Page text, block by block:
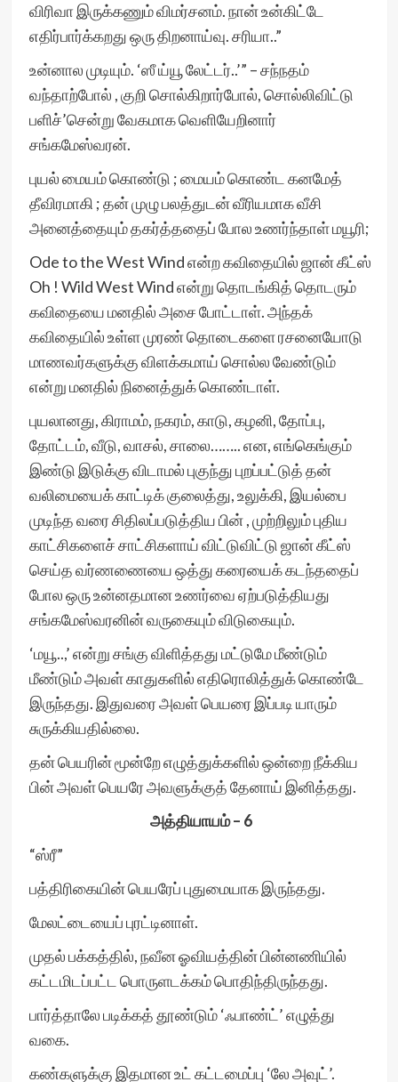
விரிவா இருக்கணும் விமர்சனம். நான் உன்கிட்டே
எதிர்பார்க்கறது ஒரு திறனாய்வு. சரியா..”
உன்னால முடியும். ‘ஸீ ய்யூ லேட்டர்..’” – சந்நதம்
வந்தாற்போல் , குறி சொல்கிறார்போல், சொல்லிவிட்டு
பளிச்’சென்று வேகமாக வெளியேறினார்
சங்கமேஸ்வரன்.
புயல் மையம் கொண்டு ; மையம் கொண்ட கனமேத்
தீவிரமாகி ; தன் முழு பலத்துடன் வீரியமாக வீசி
அனைத்தையும் தகர்த்ததைப் போல உணர்ந்தாள் மயூரி;
Ode to the West Wind என்ற கவிதையில் ஜான் கீட்ஸ்
Oh ! Wild West Wind என்று தொடங்கித் தொடரும்
கவிதையை மனதில் அசை போட்டாள். அந்தக்
கவிதையில் உள்ள முரண் தொடைகளை ரசனையோடு
மாணவர்களுக்கு விளக்கமாய் சொல்ல வேண்டும்
என்று மனதில் நினைத்துக் கொண்டாள்.
புயலானது, கிராமம், நகரம், காடு, கழனி, தோப்பு,
தோட்டம், வீடு, வாசல், சாலை…….. என, எங்கெங்கும்
இண்டு இடுக்கு விடாமல் புகுந்து புறப்பட்டுத் தன்
வலிமையைக் காட்டிக் குலைத்து, உலுக்கி, இயல்பை
முடிந்த வரை சிதிலப்படுத்திய பின் , முற்றிலும் புதிய
காட்சிகளைச் சாட்சிகளாய் விட்டுவிட்டு ஜான் கீட்ஸ்
செய்த வர்ணணையை ஒத்து கரையைக் கடந்ததைப்
போல ஒரு உன்னதமான உணர்வை ஏற்படுத்தியது
சங்கமேஸ்வரனின் வருகையும் விடுகையும்.
‘மயூ..,’ என்று சங்கு விளித்தது மட்டுமே மீண்டும்
மீண்டும் அவள் காதுகளில் எதிரொலித்துக் கொண்டே
இருந்தது. இதுவரை அவள் பெயரை இப்படி யாரும்
சுருக்கியதில்லை.
தன் பெயரின் மூன்றே எழுத்துக்களில் ஒன்றை நீக்கிய
பின் அவள் பெயரே அவளுக்குத் தேனாய் இனித்தது.
அத்தியாயம் – 6
“ஸ்ரீ”
பத்திரிகையின் பெயரேப் புதுமையாக இருந்தது.
மேலட்டையைப் புரட்டினாள்.
முதல் பக்கத்தில், நவீன ஓவியத்தின் பின்னணியில்
கட்டமிடப்பட்ட பொருளடக்கம் பொதிந்திருந்தது.
பார்த்தாலே படிக்கத் தூண்டும் ‘ஃபாண்ட்’ எழுத்து
வகை.
கண்களுக்கு இதமான உட் கட்டமைப்பு ‘லே அவுட்’.